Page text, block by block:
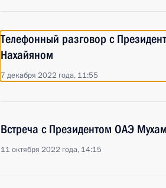
Телефонный разговор с
Нахайяном
7 декабря 2022 года, 11:55
Встреча с Президентом ОАЭ
11 октября 2022 года, 14:15